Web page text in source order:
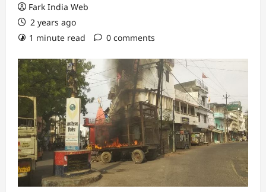
Fark India Web
2 years ago
1 minute read
0 comments